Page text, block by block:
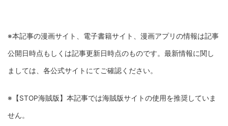
※本記事の漫画サイト、電子書籍サイト、漫画アプリの情報は記事
公開日時点もしくは記事更新日時点のものです。最新情報に関し
ましては、各公式サイトにてご確認ください。
※【STOP海賊版】本記事では海賊版サイトの使用を推奨していま
せん。